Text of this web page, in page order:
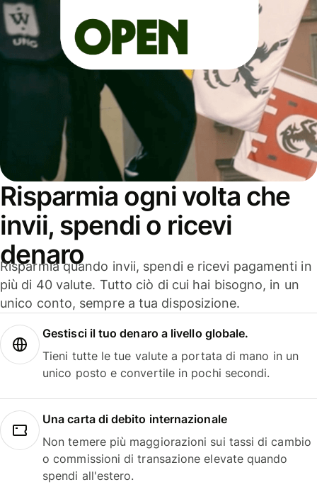
Risparmia ogni volta che
invii, spendi o ricevi
denaro
Risparmia quando invii, spendi e ricevi pagamenti in
più di 40 valute. Tutto ciò di cui hai bisogno, in un
unico conto, sempre a tua disposizione.
Gestisci il tuo denaro a livello globale.
Tieni tutte le tue valute a portata di mano in un
unico posto e convertile in pochi secondi.
Una carta di debito internazionale
Non temere più maggiorazioni sui tassi di cambio
o commissioni di transazione elevate quando
spendi all'estero.